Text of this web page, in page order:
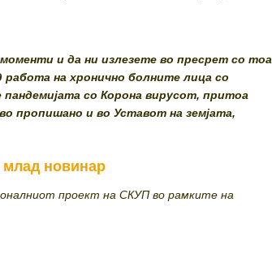
и да ни излезете во пресрет со тоа
на хронично болните лица со
со Корона вирусот, притоа
пропишано и во Уставот на земјата,
млад новинар
проект на СКУП во рамките на